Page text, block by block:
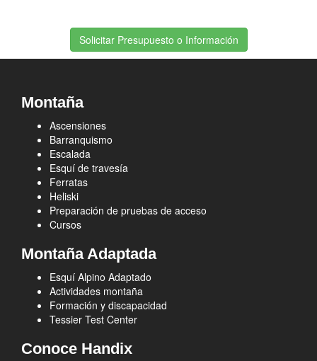
Solicitar Presupuesto o Información
Montaña
Ascensiones
Barranquismo
Escalada
Esquí de travesía
Ferratas
Heliski
Preparación de pruebas de acceso
Cursos
Montaña Adaptada
Esquí Alpino Adaptado
Actividades montaña
Formación y discapacidad
Tessier Test Center
Conoce Handix